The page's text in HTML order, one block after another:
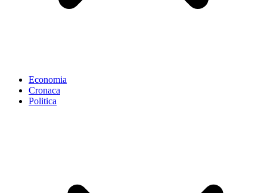
Economia
Cronaca
Politica